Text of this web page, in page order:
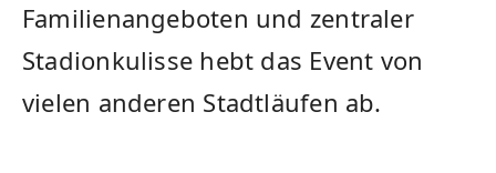
Familienangeboten und zentraler
Stadionkulisse hebt das Event von
vielen anderen Stadtläufen ab.